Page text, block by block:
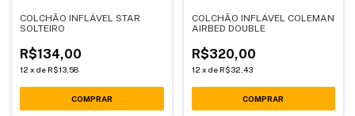
COLCHÃO INFLÁVEL STAR
SOLTEIRO
R$134,00
12 x de R$13,58
COLCHÃO INFLÁVEL COLEMAN
AIRBED DOUBLE
R$320,00
12 x de R$32,43